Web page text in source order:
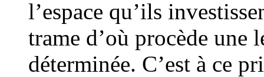
l’espace qu’ils
trame d’où procède une
déterminée. C’est à ce